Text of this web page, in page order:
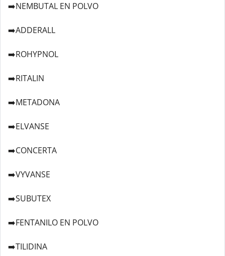
➡️NEMBUTAL EN POLVO
➡️ADDERALL
➡️ROHYPNOL
➡️RITALIN
➡️METADONA
➡️ELVANSE
➡️CONCERTA
➡️VYVANSE
➡️SUBUTEX
➡️FENTANILO EN POLVO
➡️TILIDINA